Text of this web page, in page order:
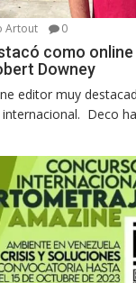
Artout 0
como online
Downey
editor muy
Deco